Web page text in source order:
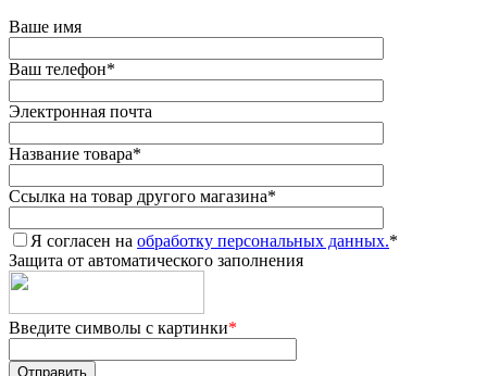
Ваше имя
Ваш телефон*
Электронная почта
Название товара*
Ссылка на товар другого магазина*
Я согласен на обработку персональных данных.*
Защита от автоматического заполнения
Введите символы с картинки*